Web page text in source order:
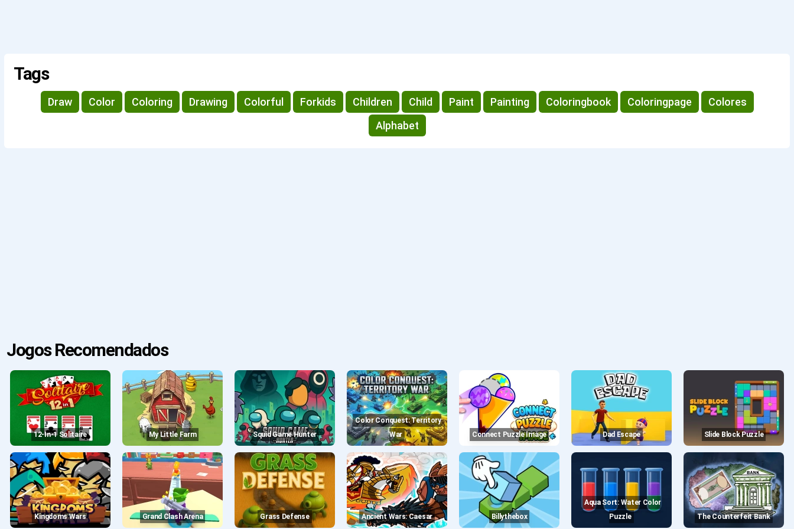
Tags
Draw Color Coloring Drawing Colorful Forkids Children Child Paint Painting Coloringbook Coloringpage
Colores
Alphabet
Jogos Recomendados
12-In-1 Solitaire My Little Farm Squid Game Hunter
Color Conquest: Territory
War
Connect Puzzle Image Dad Escape Slide Block Puzzle
Kingdoms Wars Grand Clash Arena Grass Defense Ancient Wars: Caesar Billythebox
Aqua Sort: Water Color
Puzzle
The Counterfeit Bank